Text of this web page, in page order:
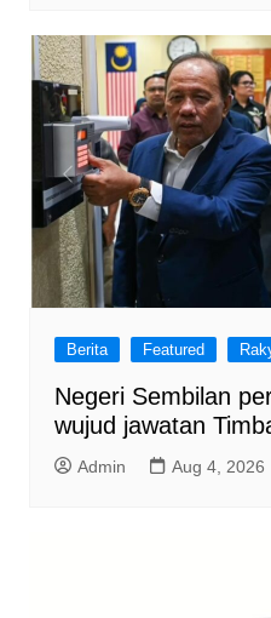
Berita Featured
Negeri Sembilan
wujud jawatan
Admin Aug 4, 2026